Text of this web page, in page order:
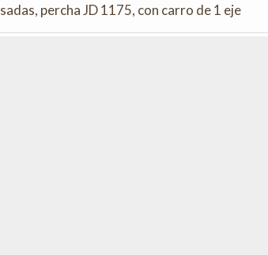
percha JD 1175, con carro de 1 eje